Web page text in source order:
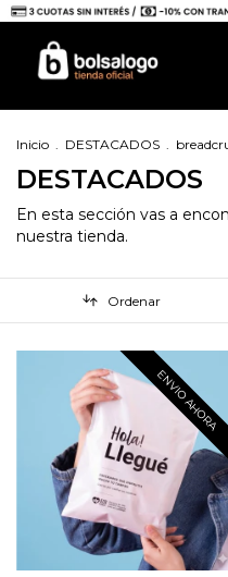
Inicio . DESTACADOS .
DESTACADOS
En esta sección vas a
nuestra tienda.
Ordenar
ENVIO AHORA